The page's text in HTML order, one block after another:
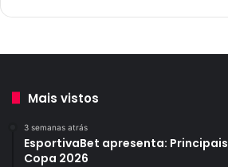
Mais vistos
3 semanas atrás
EsportivaBet apresenta:
Copa 2026